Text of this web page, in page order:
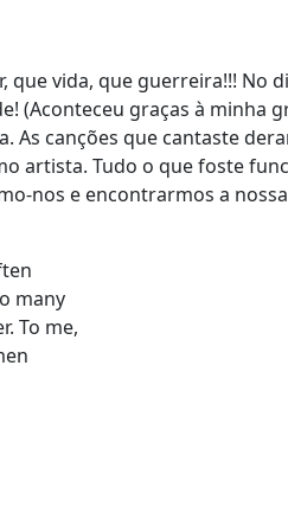
vida, que guerreira!!! No
(Aconteceu graças à minha
As canções que cantaste
artista. Tudo o que foste
nos e encontrarmos a
many
To me,